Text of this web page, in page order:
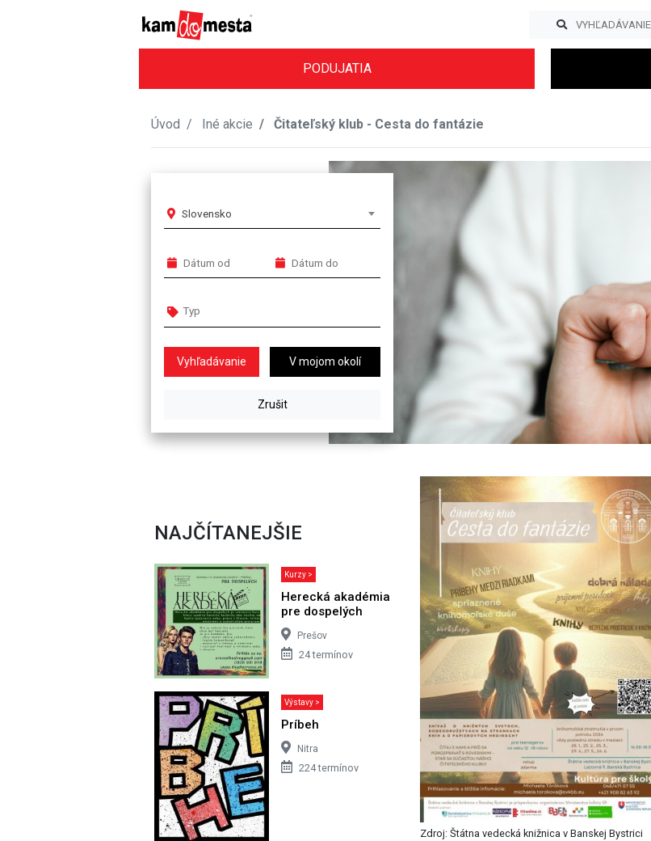
PODUJATIA
Úvod Iné akcie Čitateľský klub - Cesta do fantázie
Slovensko
V mojom okolí
NAJČÍTANEJŠIE
Kurzy >
Herecká akadémia
pre dospelých
Prešov
24 termínov
Výstavy >
Príbeh
Nitra
224 termínov
Zdroj: Štátna vedecká knižnica v Banskej Bystrici